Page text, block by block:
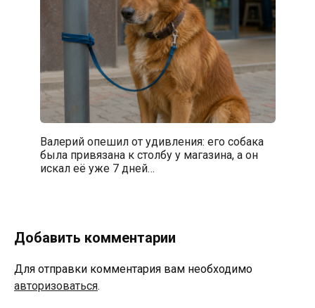
Валерий опешил от удивления: его собака
была привязана к столбу у магазина, а он
искал её уже 7 дней…
Добавить комментарии
Для отправки комментария вам необходимо
авторизоваться.